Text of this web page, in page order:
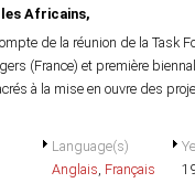
Africains,
de la réunion de la Task
(France) et première
à la mise en ouvre des
Language(s)
Anglais, Français